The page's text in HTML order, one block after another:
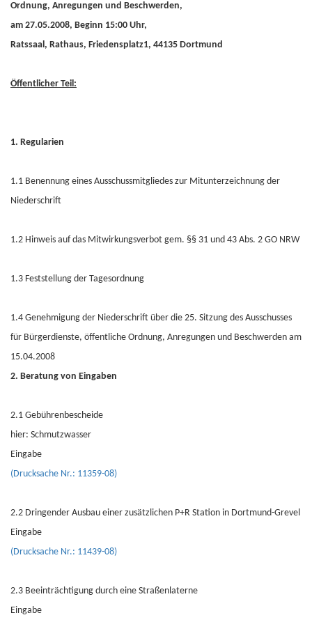
Ordnung, Anregungen und Beschwerden,
am 27.05.2008, Beginn 15:00 Uhr,
Ratssaal, Rathaus, Friedensplatz1, 44135 Dortmund
Öffentlicher Teil:
1. Regularien
1.1 Benennung eines Ausschussmitgliedes zur Mitunterzeichnung der
Niederschrift
1.2 Hinweis auf das Mitwirkungsverbot gem. §§ 31 und 43 Abs. 2 GO NRW
1.3 Feststellung der Tagesordnung
1.4 Genehmigung der Niederschrift über die 25. Sitzung des Ausschusses
für Bürgerdienste, öffentliche Ordnung, Anregungen und Beschwerden am
15.04.2008
2. Beratung von Eingaben
2.1 Gebührenbescheide
hier: Schmutzwasser
Eingabe
(Drucksache Nr.: 11359-08)
2.2 Dringender Ausbau einer zusätzlichen P+R Station in Dortmund-Grevel
Eingabe
(Drucksache Nr.: 11439-08)
2.3 Beeinträchtigung durch eine Straßenlaterne
Eingabe